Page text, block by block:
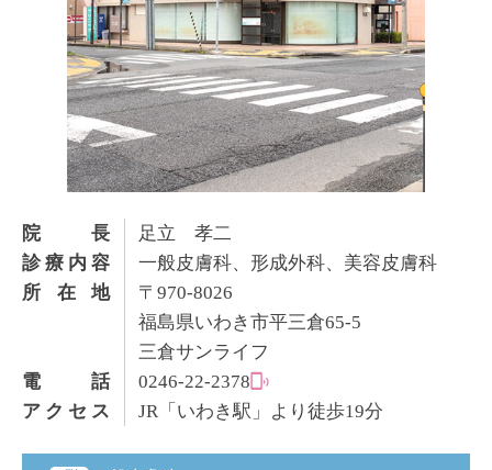
院長
足立 孝二
診療内容
一般皮膚科、形成外科、美容皮膚科
所在地
〒970-8026
福島県いわき市平三倉65-5
三倉サンライフ
電話
0246-22-2378
アクセス
JR「いわき駅」より徒歩19分